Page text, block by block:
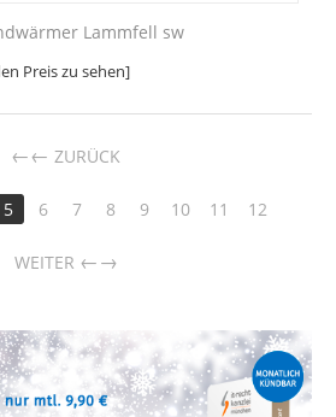
Lammfell sw
Preis zu sehen]
← ZURÜCK
5 6 7 8 9 10 11 12
WEITER →